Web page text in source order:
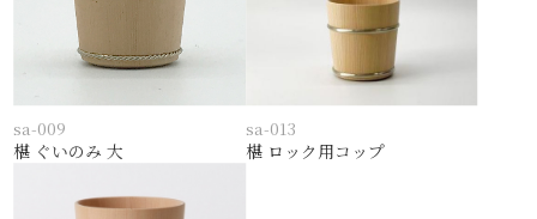
sa-009
椹 ぐいのみ 大
sa-013
椹 ロック用コップ